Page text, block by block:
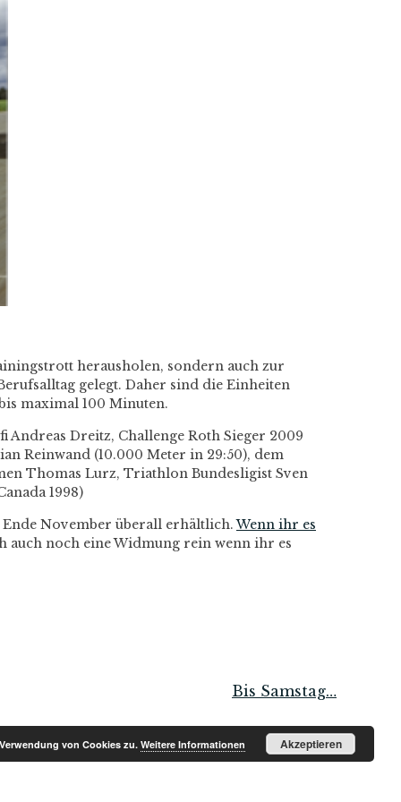
herausholen, sondern auch zur
gelegt. Daher sind die Einheiten
maximal 100 Minuten.
Dreitz, Challenge Roth Sieger 2009
Reinwand (10.000 Meter in 29:50), dem
Thomas Lurz, Triathlon Bundesligist Sven
1998)
Ende November überall erhältlich.Wenn ihr es
noch eine Widmung rein wenn ihr es
Bis Samstag…
von Cookies zu. Weitere Informationen Akzeptieren